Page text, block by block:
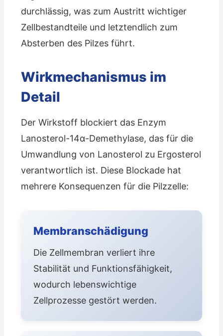
durchlässig, was zum Austritt wichtiger
Zellbestandteile und letztendlich zum
Absterben des Pilzes führt.
Wirkmechanismus im
Detail
Der Wirkstoff blockiert das Enzym
Lanosterol-14α-Demethylase, das für die
Umwandlung von Lanosterol zu Ergosterol
verantwortlich ist. Diese Blockade hat
mehrere Konsequenzen für die Pilzzelle:
Membranschädigung
Die Zellmembran verliert ihre
Stabilität und Funktionsfähigkeit,
wodurch lebenswichtige
Zellprozesse gestört werden.